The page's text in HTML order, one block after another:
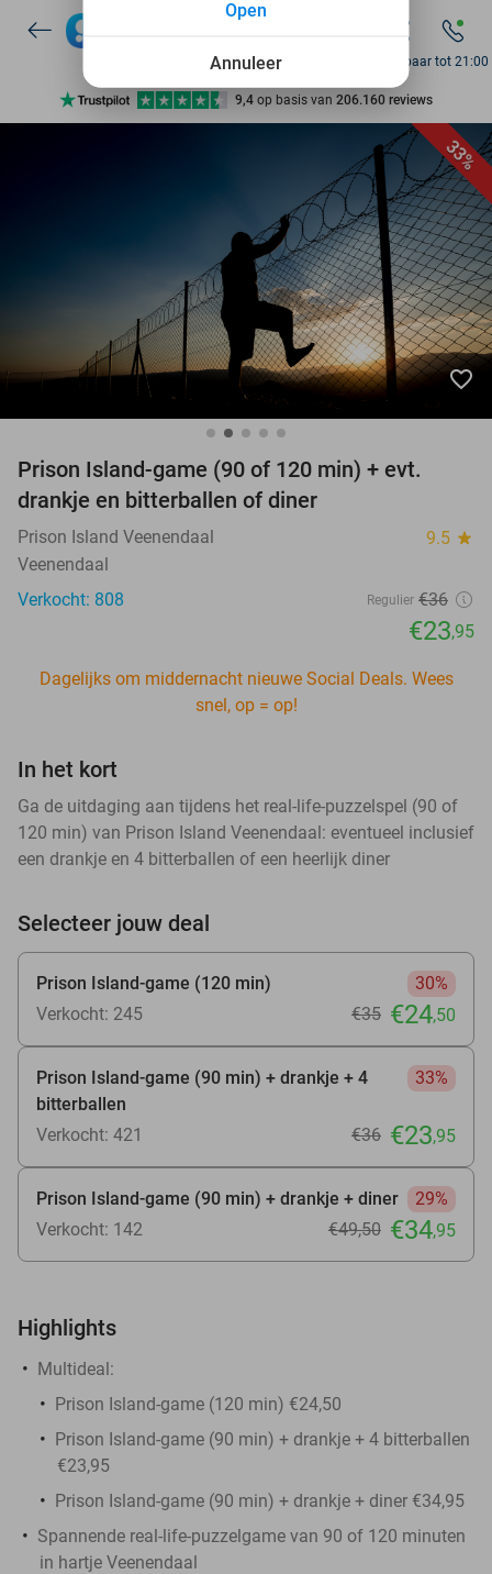
Ontdek 15.000+ deals
9,4 op basis van206.160 reviews
Ontdek 15.000+ deals
7 dagen per week beschikbaar
10+ miljoen leden
Bereikbaar tot 21:00
33%
favorite_border
Prison Island-game (90 of 120 min) + evt.
drankje en bitterballen of diner
Prison Island Veenendaal 9.5 star
Veenendaal
Verkocht: 808
Regulier €36
€23,95
Dagelijks om middernacht nieuwe Social Deals. Wees
snel, op = op!
In het kort
Ga de uitdaging aan tijdens het real-life-puzzelspel (90 of
120 min) van Prison Island Veenendaal: eventueel inclusief
een drankje en 4 bitterballen of een heerlijk diner
Selecteer jouw deal
Prison Island-game (120 min)
30%
Verkocht: 245
€35 €24,50
Prison Island-game (90 min) + drankje + 4
bitterballen
33%
Verkocht: 421 €36 €23,95
Prison Island-game (90 min) + drankje + diner
29%
Verkocht: 142
€49,50 €34,95
Highlights
Multideal:
Prison Island-game (120 min) €24,50
Prison Island-game (90 min) + drankje + 4 bitterballen
€23,95
Prison Island-game (90 min) + drankje + diner €34,95
Spannende real-life-puzzelgame van 90 of 120 minuten
in hartje Veenendaal
Annuleer
Open